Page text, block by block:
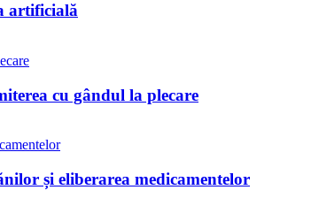
artificială
cu gândul la plecare
și eliberarea medicamentelor